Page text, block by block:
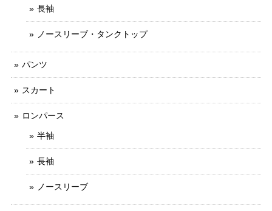
長袖
ノースリーブ・タンクトップ
パンツ
スカート
ロンパース
半袖
長袖
ノースリーブ